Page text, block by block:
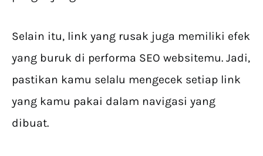
Selain itu, link yang rusak juga memiliki efek
yang buruk di performa SEO websitemu. Jadi,
pastikan kamu selalu mengecek setiap link
yang kamu pakai dalam navigasi yang
dibuat.